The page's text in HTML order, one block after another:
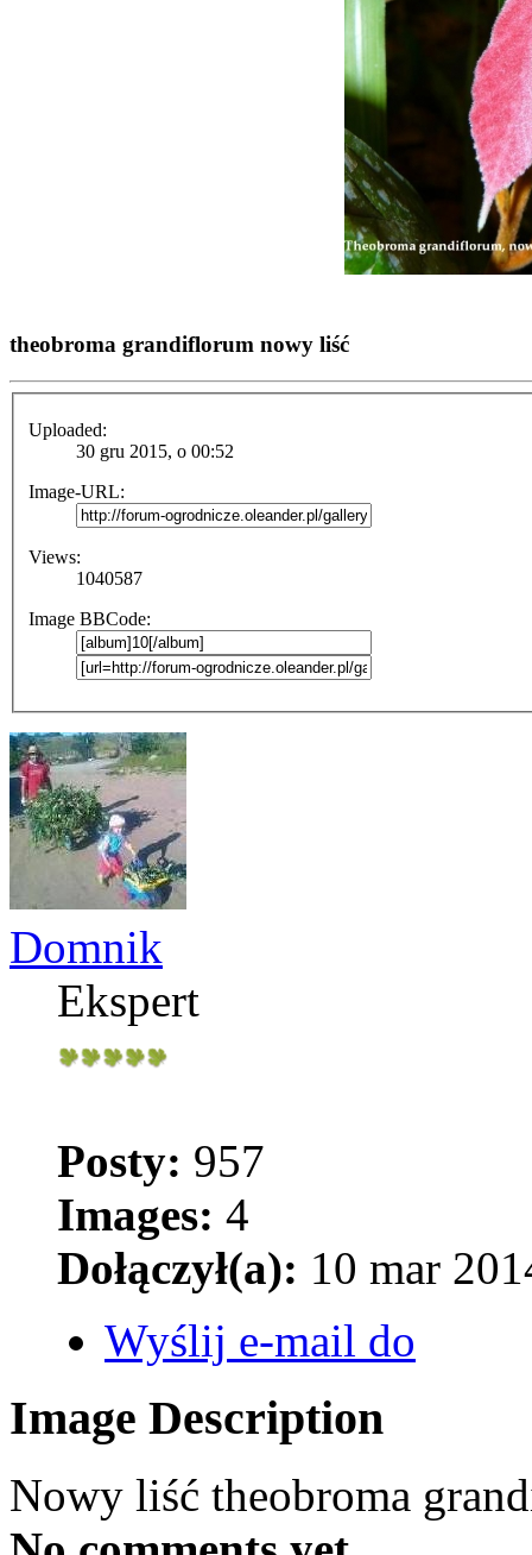
theobroma grandiflorum nowy liść
Uploaded:
30 gru 2015, o 00:52
Image-URL:
Views:
1040587
Image BBCode:
Domnik
Ekspert
Posty: 957
Images: 4
Dołączył(a): 10 mar
Wyślij e-mail do
Image Description
Nowy liść theobroma